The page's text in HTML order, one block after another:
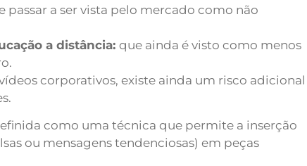
passar a ser vista pelo mercado como não
a distância: que ainda é visto como menos
corporativos, existe ainda um risco adicional
como uma técnica que permite a inserção
ou mensagens tendenciosas) em peças